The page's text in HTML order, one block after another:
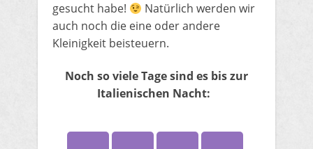
gesucht habe!
Natürlich werden wir
auch noch die eine oder andere
Kleinigkeit beisteuern.
Noch so viele Tage sind es bis zur
Italienischen Nacht: